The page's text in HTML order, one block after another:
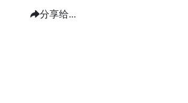
分享给...